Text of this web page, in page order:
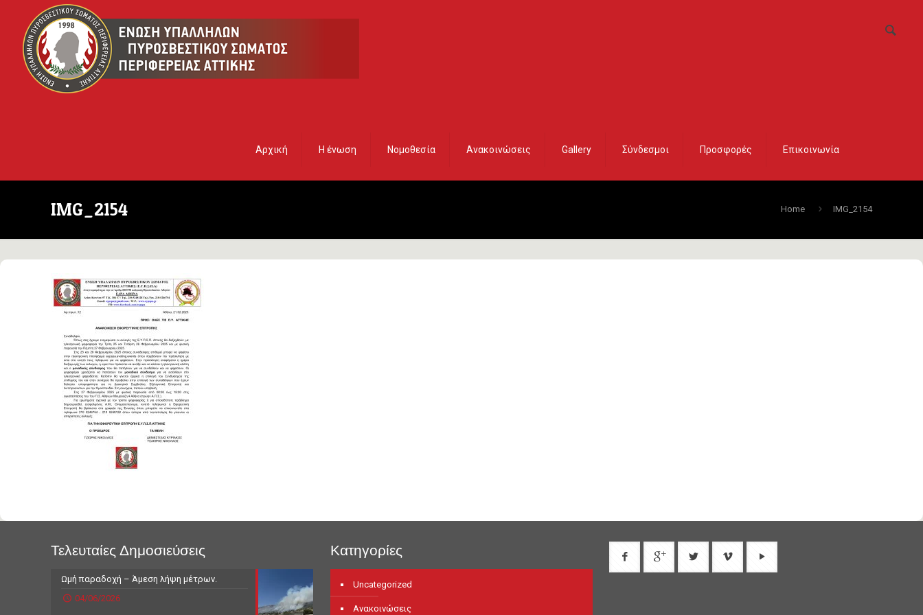
Αρχική Η ένωση Νομοθεσία Ανακοινώσεις Gallery Σύνδεσμοι Προσφορές Επικοινωνία
IMG_2154 Home IMG_2154
Τελευταίες Δημοσιεύσεις
Ωμή παραδοχή – Άμεση λήψη μέτρων.
04/06/2026
Κατηγορίες
Uncategorized
Ανακοινώσεις